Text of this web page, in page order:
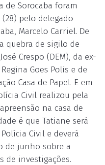
de Sorocaba foram
pelo delegado
Marcelo Carriel. De
quebra de sigilo de
Crespo (DEM), da ex-
Goes Polis e de
Casa de Papel. E em
Civil realizou pela
na casa de
é que Tatiane será
Civil e deverá
de junho sobre a
de investigações.